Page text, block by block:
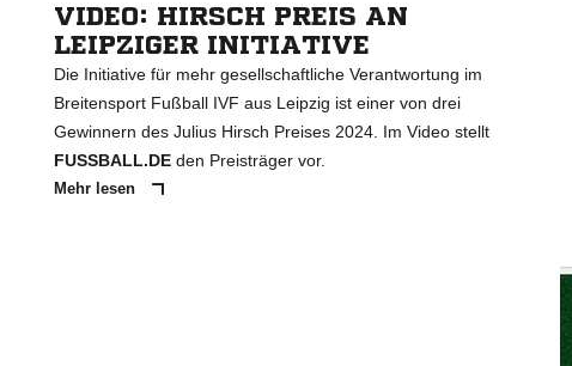
VIDEO: HIRSCH PREIS AN
LEIPZIGER INITIATIVE
Die Initiative für mehr gesellschaftliche Verantwortung im
Breitensport Fußball IVF aus Leipzig ist einer von drei
Gewinnern des Julius Hirsch Preises 2024. Im Video stellt
FUSSBALL.DE den Preisträger vor.
Mehr lesen